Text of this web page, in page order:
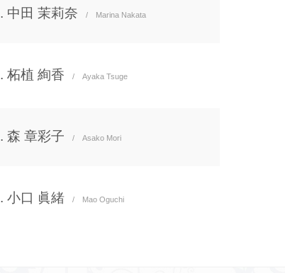
. 中田 茉莉奈 / Marina Nakata
. 柘植 絢香 / Ayaka Tsuge
. 森 章彩子 / Asako Mori
. 小口 眞緒 / Mao Oguchi